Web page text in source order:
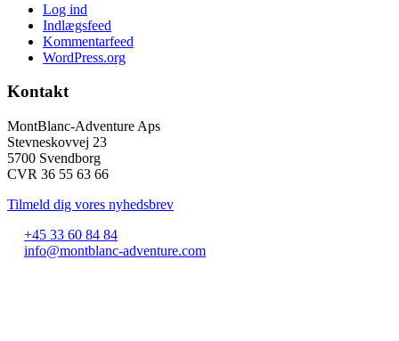
Log ind
Indlægsfeed
Kommentarfeed
WordPress.org
Kontakt
MontBlanc-Adventure Aps
Stevneskovvej 23
5700 Svendborg
CVR 36 55 63 66
Tilmeld dig vores nyhedsbrev
+45 33 60 84 84
info@montblanc-adventure.com